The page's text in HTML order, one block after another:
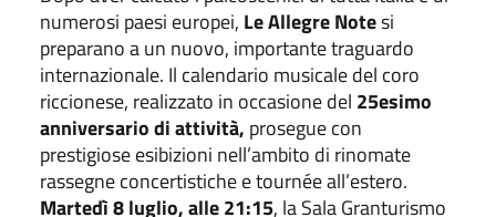
numerosi paesi europei, Le Allegre Notesi
preparano a un nuovo, importante traguardo
internazionale. Il calendario musicale del coro
riccionese, realizzato in occasione del 25esimo
anniversario di attività, prosegue con
prestigiose esibizioni nell’ambito di rinomate
rassegne concertistiche e tournée all’estero.
Martedì 8 luglio, alle 21:15, la Sala Granturismo